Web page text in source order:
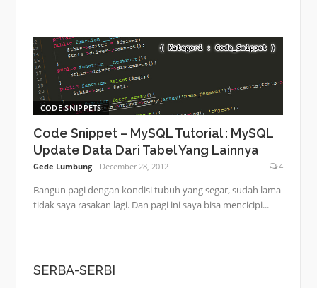
CODE SNIPPETS
Code Snippet – MySQL Tutorial : MySQL
Update Data Dari Tabel Yang Lainnya
Gede Lumbung December 28, 2012 4
Bangun pagi dengan kondisi tubuh yang segar, sudah lama
tidak saya rasakan lagi. Dan pagi ini saya bisa mencicipi...
SERBA-SERBI